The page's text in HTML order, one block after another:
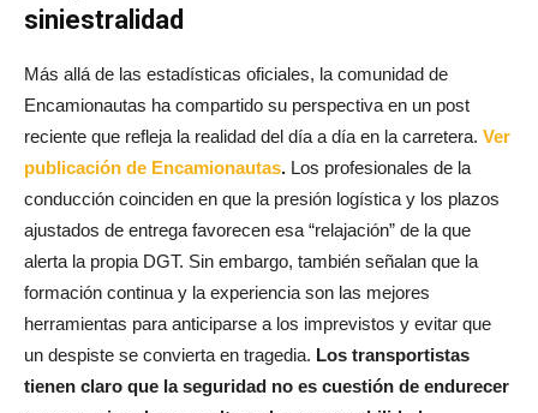
siniestralidad
Más allá de las estadísticas oficiales, la comunidad de
Encamionautas ha compartido su perspectiva en un post
reciente que refleja la realidad del día a día en la carretera. Ver
publicación de Encamionautas. Los profesionales de la
conducción coinciden en que la presión logística y los plazos
ajustados de entrega favorecen esa “relajación” de la que
alerta la propia DGT. Sin embargo, también señalan que la
formación continua y la experiencia son las mejores
herramientas para anticiparse a los imprevistos y evitar que
un despiste se convierta en tragedia. Los transportistas
tienen claro que la seguridad no es cuestión de endurecer